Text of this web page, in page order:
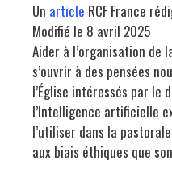
Un article RCF France
Modifié le 8 avril 2025
Aider à l’organisation de
s’ouvrir à des pensées
l’Église intéressés par le
l’Intelligence artificielle
l’utiliser dans la
aux biais éthiques que